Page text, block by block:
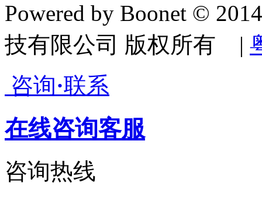
Powered by Boonet ©
技有限公司 版权所有 |
咨询·联系
在线咨询客服
咨询热线